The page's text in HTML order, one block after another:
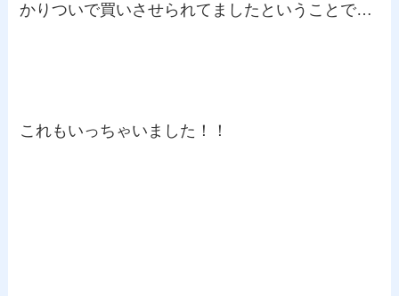
かりついで買いさせられてましたということで…
これもいっちゃいました！！